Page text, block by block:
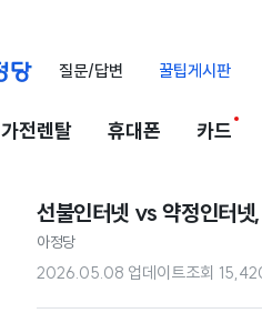
질문/답변 꿀팁게시판
가전렌탈 휴대폰 카드
선불인터넷 vs 약정인터넷
아정당
2026.05.08 업데이트조회